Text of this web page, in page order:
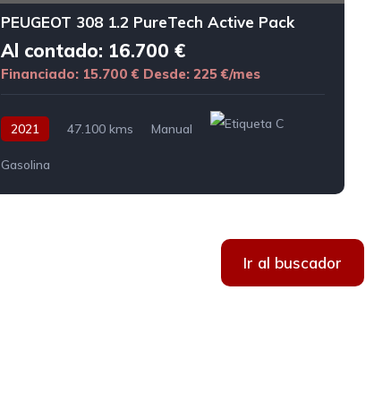
PEUGEOT 308 1.2 PureTech Active Pack
Al contado: 16.700 €
Financiado: 15.700 € Desde: 225 €/mes
2021 47.100 kms Manual
Gasolina
Ir al buscador